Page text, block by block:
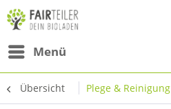
Menü
Übersicht Plege & Reinigung